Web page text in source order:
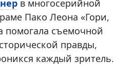
в многосерийной
Пако Леона «Гори,
съемочной
правды,
каждый зритель.